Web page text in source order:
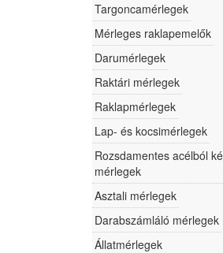
Targoncamérlegek
Mérleges raklapemelők
Darumérlegek
Raktári mérlegek
Raklapmérlegek
Lap- és kocsimérlegek
Rozsdamentes acélból
mérlegek
Asztali mérlegek
Darabszámláló mérlegek
Állatmérlegek